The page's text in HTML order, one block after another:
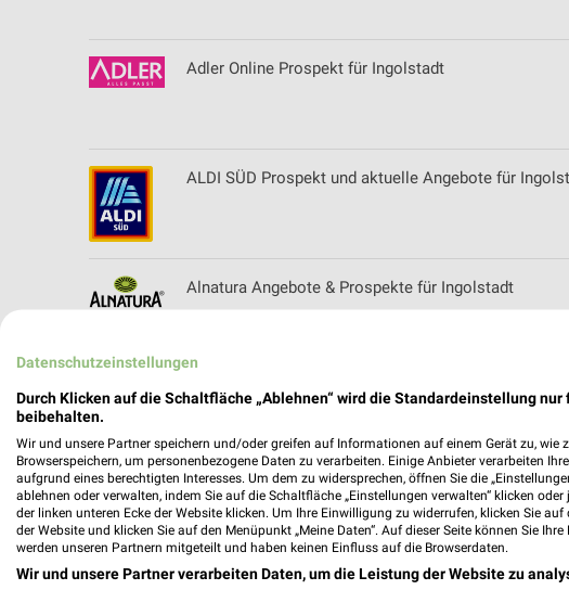
Adler Online Prospekt für Ingolstadt
ALDI SÜD Prospekt und aktuelle Angebote für
Alnatura Angebote & Prospekte für Ingolstadt
Angermaier Filialen & Öffnungszeiten für München
Apollo Prospekte und Angebote für Ingolstadt
Datenschutzeinstellungen
Durch Klicken auf die Schaltfläche „Ablehnen“ wird die Standardeinstellung
beibehalten.
Wir und unsere Partner speichern und/oder greifen auf Informationen auf einem Gerät zu, wie
Browserspeichern, um personenbezogene Daten zu verarbeiten. Einige Anbieter verarbeiten
aufgrund eines berechtigten Interesses. Um dem zu widersprechen, öffnen Sie die
ablehnen oder verwalten, indem Sie auf die Schaltfläche „Einstellungen verwalten“ klicken
der linken unteren Ecke der Website klicken. Um Ihre Einwilligung zu widerrufen, klicken Sie
der Website und klicken Sie auf den Menüpunkt „Meine Daten“. Auf dieser Seite können Sie
werden unseren Partnern mitgeteilt und haben keinen Einfluss auf die Browserdaten.
Wir und unsere Partner verarbeiten Daten, um die Leistung der Website zu